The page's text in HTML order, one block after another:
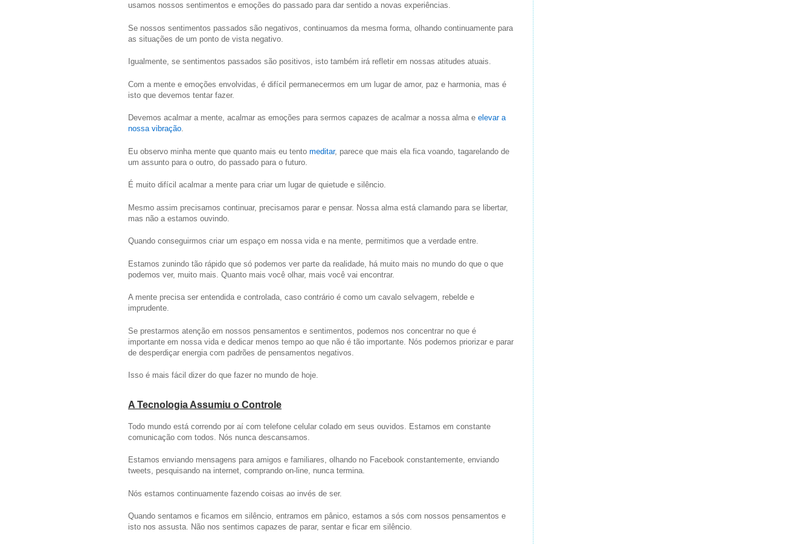
usamos nossos sentimentos e emoções do passado para dar sentido a novas experiências.
Se nossos sentimentos passados são negativos, continuamos da mesma forma, olhando continuamente para
as situações de um ponto de vista negativo.
Igualmente, se sentimentos passados são positivos, isto também irá refletir em nossas atitudes atuais.
Com a mente e emoções envolvidas, é difícil permanecermos em um lugar de amor, paz e harmonia, mas é
isto que devemos tentar fazer.
Devemos acalmar a mente, acalmar as emoções para sermos capazes de acalmar a nossa alma e elevar a
nossa vibração.
Eu observo minha mente que quanto mais eu tento meditar, parece que mais ela fica voando, tagarelando de
um assunto para o outro, do passado para o futuro.
É muito difícil acalmar a mente para criar um lugar de quietude e silêncio.
Mesmo assim precisamos continuar, precisamos parar e pensar. Nossa alma está clamando para se libertar,
mas não a estamos ouvindo.
Quando conseguirmos criar um espaço em nossa vida e na mente, permitimos que a verdade entre.
Estamos zunindo tão rápido que só podemos ver parte da realidade, há muito mais no mundo do que o que
podemos ver, muito mais. Quanto mais você olhar, mais você vai encontrar.
A mente precisa ser entendida e controlada, caso contrário é como um cavalo selvagem, rebelde e
imprudente.
Se prestarmos atenção em nossos pensamentos e sentimentos, podemos nos concentrar no que é
importante em nossa vida e dedicar menos tempo ao que não é tão importante. Nós podemos priorizar e parar
de desperdiçar energia com padrões de pensamentos negativos.
Isso é mais fácil dizer do que fazer no mundo de hoje.
A Tecnologia Assumiu o Controle
Todo mundo está correndo por aí com telefone celular colado em seus ouvidos. Estamos em constante
comunicação com todos. Nós nunca descansamos.
Estamos enviando mensagens para amigos e familiares, olhando no Facebook constantemente, enviando
tweets, pesquisando na internet, comprando on-line, nunca termina.
Nós estamos continuamente fazendo coisas ao invés de ser.
Quando sentamos e ficamos em silêncio, entramos em pânico, estamos a sós com nossos pensamentos e
isto nos assusta. Não nos sentimos capazes de parar, sentar e ficar em silêncio.